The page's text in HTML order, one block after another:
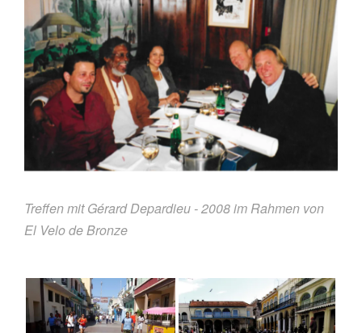
Treffen mit Gérard Depardieu - 2008 im Rahmen von
El Velo de Bronze